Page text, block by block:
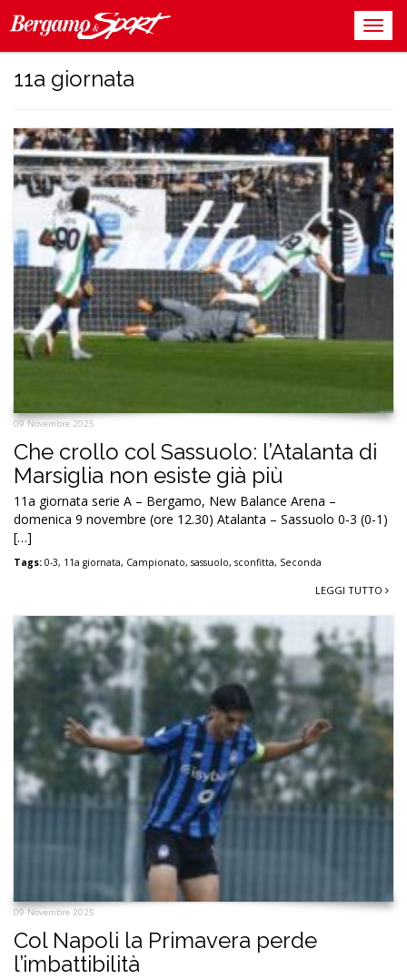
11a giornata
09 Novembre 2025
Che crollo col Sassuolo: l’Atalanta di
Marsiglia non esiste già più
11a giornata serie A – Bergamo, New Balance Arena –
domenica 9 novembre (ore 12.30) Atalanta – Sassuolo 0-3 (0-1)
[…]
Tags: 0-3, 11a giornata, Campionato, sassuolo, sconfitta, Seconda
LEGGI TUTTO
09 Novembre 2025
Col Napoli la Primavera perde
l’imbattibilità